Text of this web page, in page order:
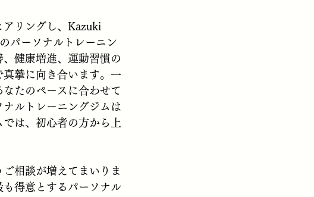
アリングし、Kazuki
パーソナルトレーニン
健康増進、運動習慣の
摯に向き合います。一
たのペースに合わせて
ルトレーニングジムは
は、初心者の方から上
相談が増えてまいりま
得意とするパーソナル